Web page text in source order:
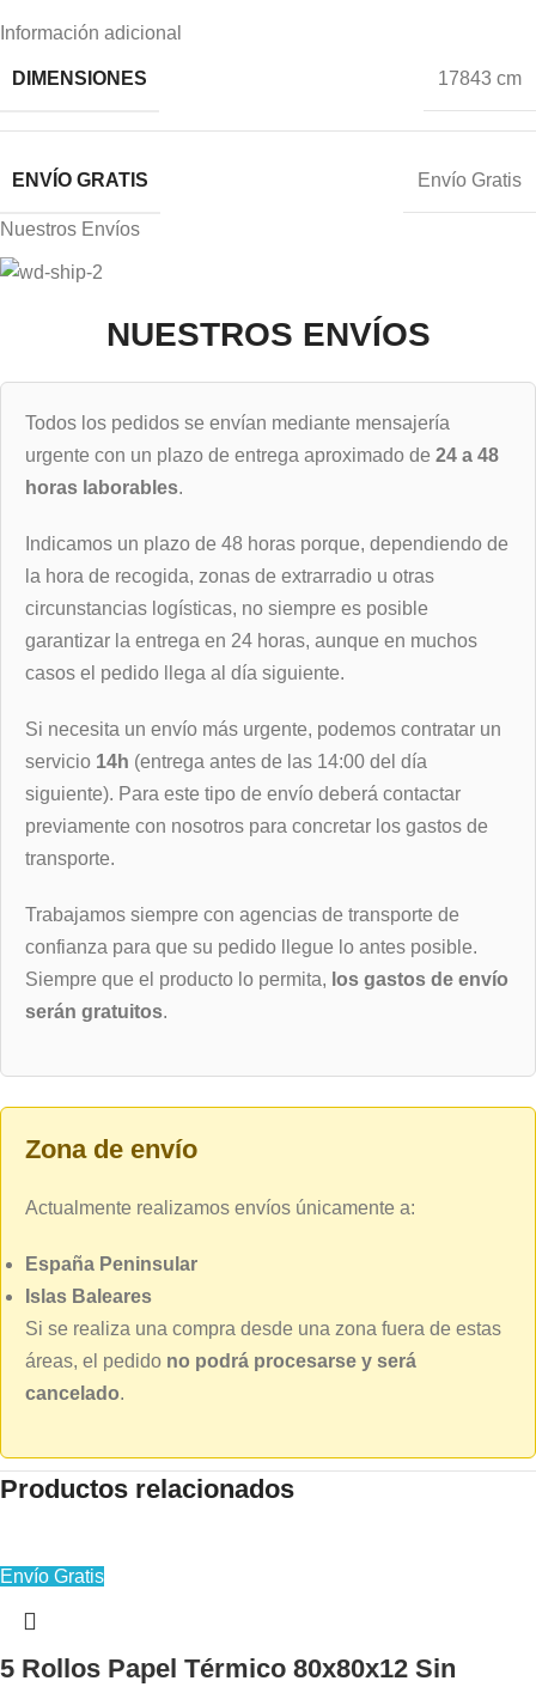
Información adicional
DIMENSIONES 17843 cm
ENVÍO GRATIS Envío Gratis
Nuestros Envíos
NUESTROS ENVÍOS
Todos los pedidos se envían mediante mensajería
urgente con un plazo de entrega aproximado de 24 a 48
horas laborables.
Indicamos un plazo de 48 horas porque, dependiendo de
la hora de recogida, zonas de extrarradio u otras
circunstancias logísticas, no siempre es posible
garantizar la entrega en 24 horas, aunque en muchos
casos el pedido llega al día siguiente.
Si necesita un envío más urgente, podemos contratar un
servicio 14h (entrega antes de las 14:00 del día
siguiente). Para este tipo de envío deberá contactar
previamente con nosotros para concretar los gastos de
transporte.
Trabajamos siempre con agencias de transporte de
confianza para que su pedido llegue lo antes posible.
Siempre que el producto lo permita, los gastos de envío
serán gratuitos.
Zona de envío
Actualmente realizamos envíos únicamente a:
España Peninsular
Islas Baleares
Si se realiza una compra desde una zona fuera de estas
áreas, el pedido no podrá procesarse y será
cancelado.
Productos relacionados
Envío Gratis
5 Rollos Papel Térmico 80x80x12 Sin